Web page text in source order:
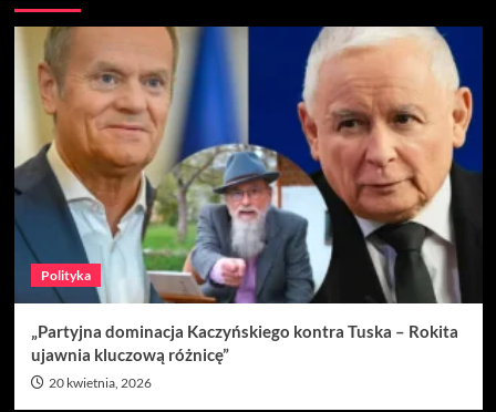
Polityka
„Partyjna dominacja Kaczyńskiego kontra Tuska – Rokita
ujawnia kluczową różnicę”
20 kwietnia, 2026